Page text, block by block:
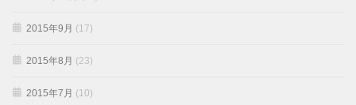
2015年9月 (17)
2015年8月 (23)
2015年7月 (10)